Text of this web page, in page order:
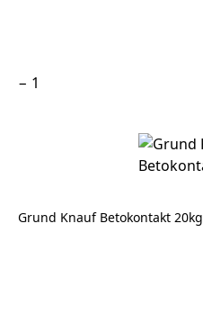
−
Grund Knauf Betokontakt 20kg